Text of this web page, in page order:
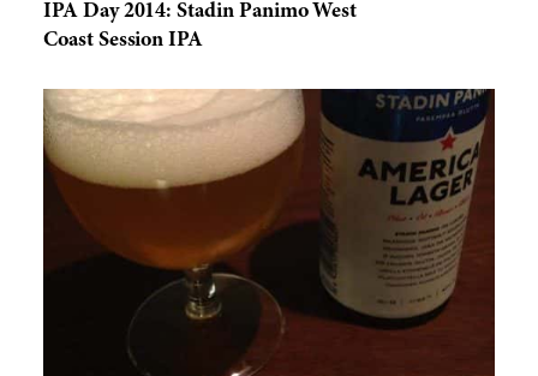
IPA Day 2014: Stadin Panimo West
Coast Session IPA